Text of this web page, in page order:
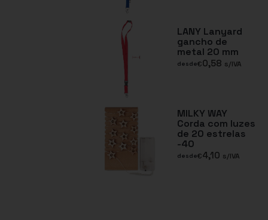
LANY Lanyard
gancho de
metal 20 mm
desde€0,58 s/IVA
MILKY WAY
Corda com luzes
de 20 estrelas
-40
desde€4,10 s/IVA